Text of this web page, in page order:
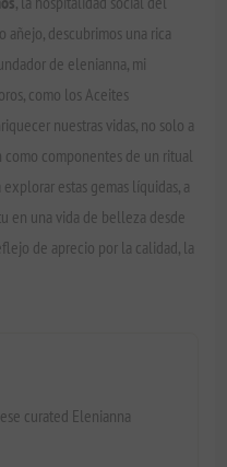
descubrimos una rica
de elenianna, mi
como los Aceites
nuestras vidas, no solo a
componentes de un ritual
estas gemas líquidas, a
en una vida de belleza desde
de aprecio por la calidad, la
curated Elenianna